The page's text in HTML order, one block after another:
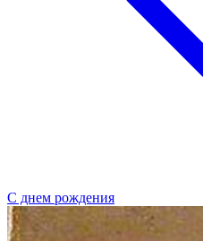
С днем рождения